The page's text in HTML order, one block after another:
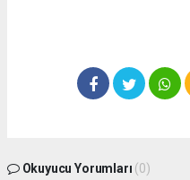
Okuyucu Yorumları (0)